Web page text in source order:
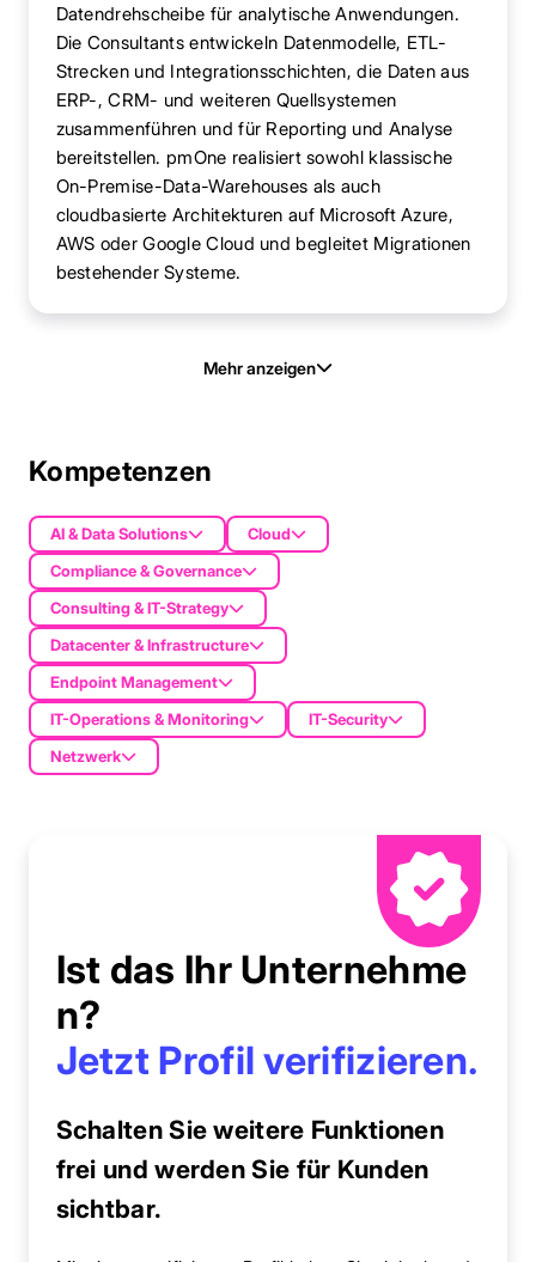
Datendrehscheibe für analytische Anwendungen.
Die Consultants entwickeln Datenmodelle, ETL-
Strecken und Integrationsschichten, die Daten aus
ERP-, CRM- und weiteren Quellsystemen
zusammenführen und für Reporting und Analyse
bereitstellen. pmOne realisiert sowohl klassische
On-Premise-Data-Warehouses als auch
cloudbasierte Architekturen auf Microsoft Azure,
AWS oder Google Cloud und begleitet Migrationen
bestehender Systeme.
Mehr anzeigen
Kompetenzen
AI & Data Solutions
Cloud
Compliance & Governance
Consulting & IT-Strategy
Datacenter & Infrastructure
Endpoint Management
IT-Operations & Monitoring
IT-Security
Netzwerk
Ist das Ihr Unternehme
n?
Jetzt Profil verifizieren.
Schalten Sie weitere Funktionen
frei und werden Sie für Kunden
sichtbar.